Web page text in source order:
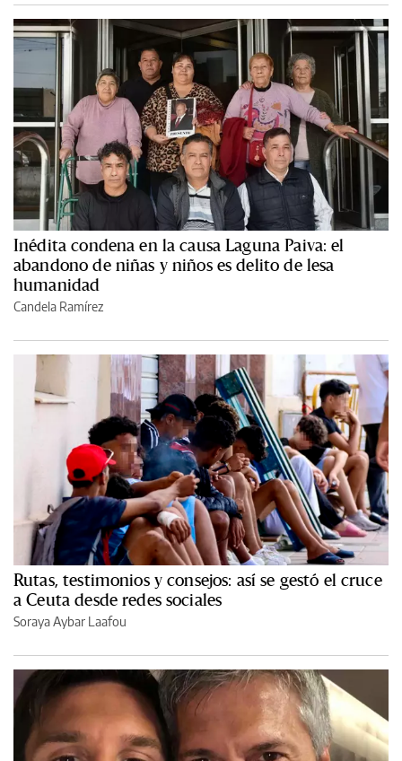
Inédita condena en la causa Laguna Paiva: el
abandono de niñas y niños es delito de lesa
humanidad
Candela Ramírez
Rutas, testimonios y consejos: así se gestó el cruce
a Ceuta desde redes sociales
Soraya Aybar Laafou